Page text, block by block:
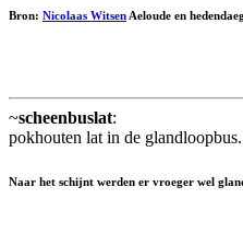
Bron: Nicolaas WitsenAeloude en
~scheenbuslat:
pokhouten lat in de glandloopbus.
Naar het schijnt werden er vroeger wel